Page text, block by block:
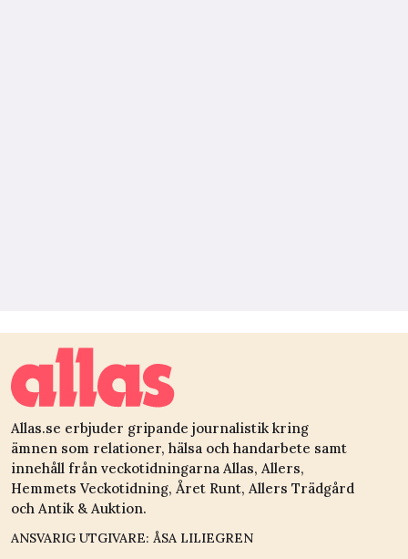
Allas.se erbjuder gripande journalistik kring
ämnen som relationer, hälsa och handarbete samt
innehåll från veckotidningarna Allas, Allers,
Hemmets Veckotidning, Året Runt, Allers Trädgård
och Antik & Auktion.
ANSVARIG UTGIVARE: ÅSA LILIEGREN